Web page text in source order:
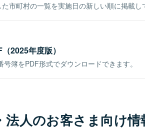
市町村の一覧を実施日の新しい順に掲載し
2025年度版）
簿をPDF形式でダウンロードできます。
法人のお客さま向け情